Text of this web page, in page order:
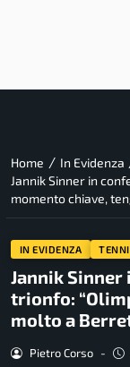
Home / In Evidenza
Jannik Sinner in
momento chiave,
IN EVIDENZA
Jannik
trionfo:
molto a
Pietro Corso -